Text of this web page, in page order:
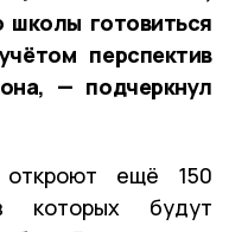
готовиться
перспектив
— подчеркнул
ещё 150
которых будут